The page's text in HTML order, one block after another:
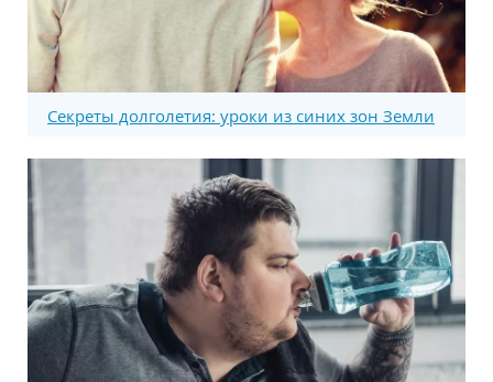
Секреты долголетия: уроки из синих зон Земли